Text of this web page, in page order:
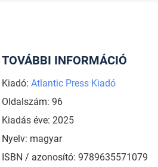
TOVÁBBI INFORMÁCIÓ
Kiadó: Atlantic Press Kiadó
Oldalszám: 96
Kiadás éve: 2025
Nyelv: magyar
ISBN / azonosító: 9789635571079